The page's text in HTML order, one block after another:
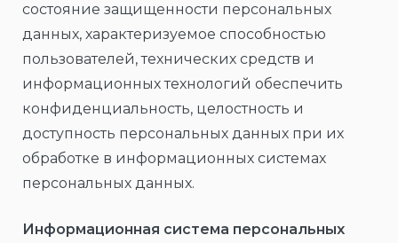
состояние защищенности персональных
данных, характеризуемое способностью
пользователей, технических средств и
информационных технологий обеспечить
конфиденциальность, целостность и
доступность персональных данных при их
обработке в информационных системах
персональных данных.
Информационная система персональных